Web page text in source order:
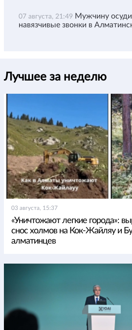
07 августа, 21:49 Мужчину
навязчивые звонки в
Лучшее за неделю
03 августа, 15:37
«Уничтожают легкие города»:
снос холмов на Кок-Жайляу и
алматинцев